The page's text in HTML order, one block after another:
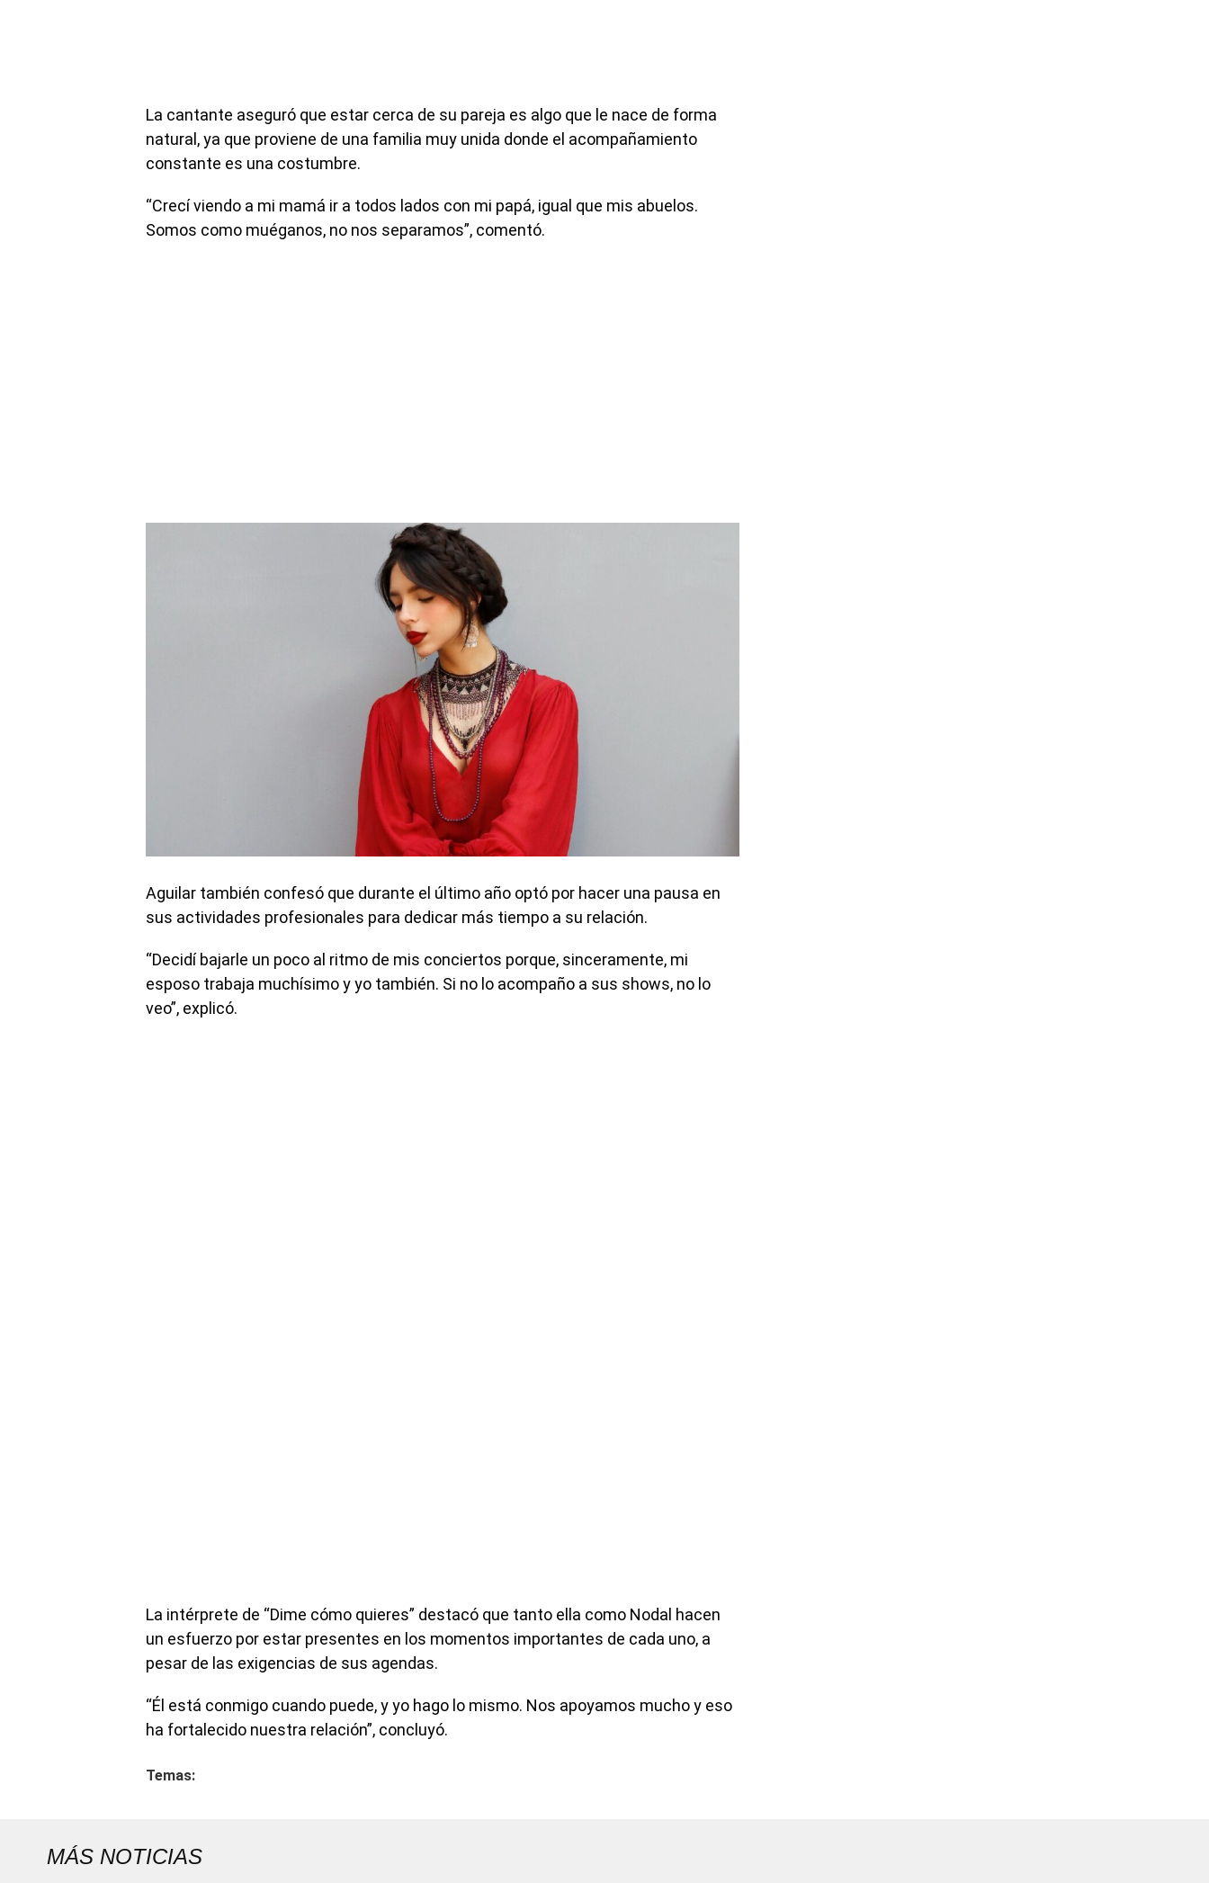
La cantante aseguró que estar cerca de su pareja es algo que le nace de forma
natural, ya que proviene de una familia muy unida donde el acompañamiento
constante es una costumbre.
“Crecí viendo a mi mamá ir a todos lados con mi papá, igual que mis abuelos.
Somos como muéganos, no nos separamos”, comentó.
Aguilar también confesó que durante el último año optó por hacer una pausa en
sus actividades profesionales para dedicar más tiempo a su relación.
“Decidí bajarle un poco al ritmo de mis conciertos porque, sinceramente, mi
esposo trabaja muchísimo y yo también. Si no lo acompaño a sus shows, no lo
veo”, explicó.
La intérprete de “Dime cómo quieres” destacó que tanto ella como Nodal hacen
un esfuerzo por estar presentes en los momentos importantes de cada uno, a
pesar de las exigencias de sus agendas.
“Él está conmigo cuando puede, y yo hago lo mismo. Nos apoyamos mucho y eso
ha fortalecido nuestra relación”, concluyó.
Temas:
MÁS NOTICIAS